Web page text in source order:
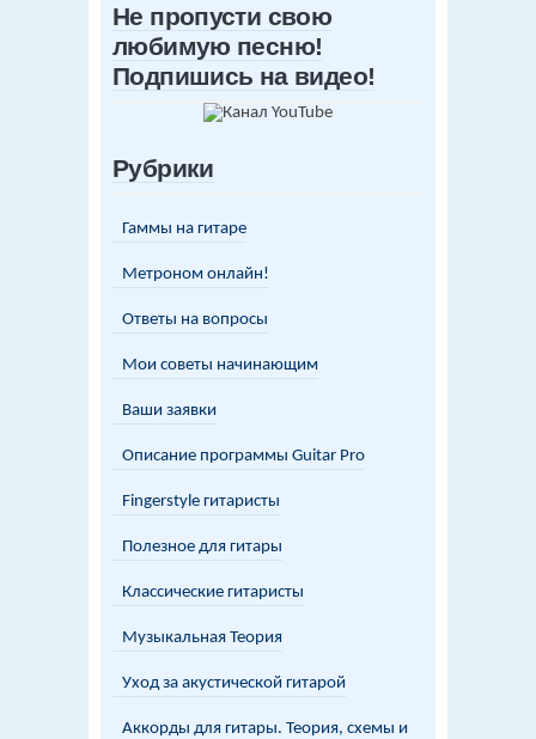
Не пропусти свою
любимую песню!
Подпишись на видео!
Рубрики
Гаммы на гитаре
Метроном онлайн!
Ответы на вопросы
Мои советы начинающим
Ваши заявки
Описание программы Guitar Pro
Fingerstyle гитаристы
Полезное для гитары
Классические гитаристы
Музыкальная Теория
Уход за акустической гитарой
Аккорды для гитары. Теория, схемы и